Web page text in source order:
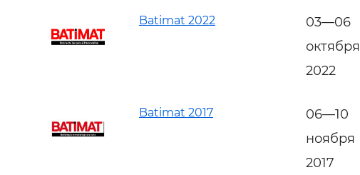
Batimat 2022
03—06
октября
2022
Batimat 2017
06—10
ноября
2017